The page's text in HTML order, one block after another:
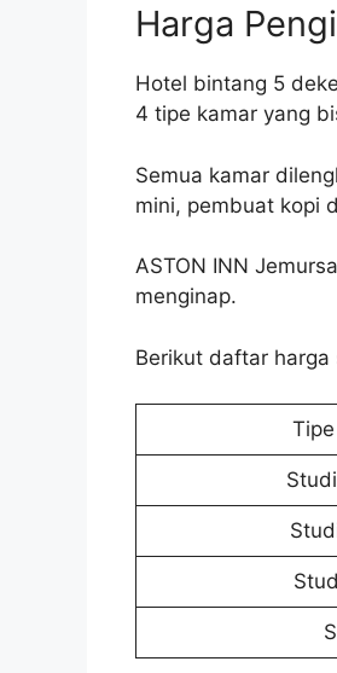
Harga
Hotel bintang 5
4 tipe kamar yang
Semua kamar
mini, pembuat kopi
ASTON INN
menginap.
Berikut daftar